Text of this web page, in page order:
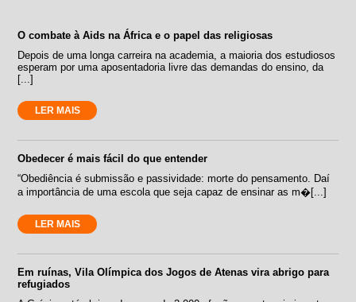
O combate à Aids na África e o papel das religiosas
Depois de uma longa carreira na academia, a maioria dos estudiosos
esperam por uma aposentadoria livre das demandas do ensino, da
[...]
LER MAIS
Obedecer é mais fácil do que entender
“Obediência é submissão e passividade: morte do pensamento. Daí
a importância de uma escola que seja capaz de ensinar as m�[...]
LER MAIS
Em ruínas, Vila Olímpica dos Jogos de Atenas vira abrigo para
refugiados